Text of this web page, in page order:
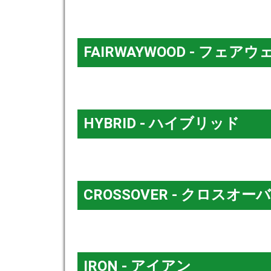
FAIRWAYWOOD - フェアウ
HYBRID - ハイブリッド
CROSSOVER - クロスオー
IRON - アイアン